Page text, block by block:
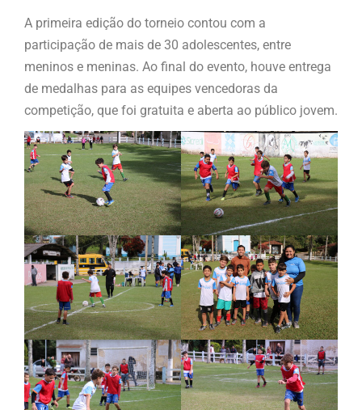
A primeira edição do torneio contou com a
participação de mais de 30 adolescentes, entre
meninos e meninas. Ao final do evento, houve entrega
de medalhas para as equipes vencedoras da
competição, que foi gratuita e aberta ao público jovem.